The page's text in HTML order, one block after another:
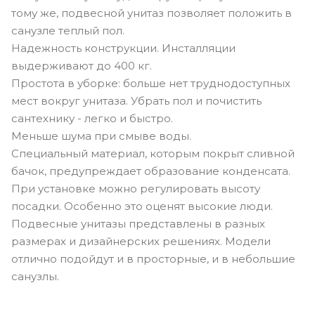
тому же, подвесной унитаз позволяет положить в
санузле теплый пол.
Надежность конструкции. Инсталляции
выдерживают до 400 кг.
Простота в уборке: больше нет труднодоступных
мест вокруг унитаза. Убрать пол и почистить
сантехнику - легко и быстро.
Меньше шума при смыве воды.
Специальный материал, которым покрыт сливной
бачок, предупреждает образование конденсата.
При установке можно регулировать высоту
посадки. Особенно это оценят высокие люди.
Подвесные унитазы представлены в разных
размерах и дизайнерских решениях. Модели
отлично подойдут и в просторные, и в небольшие
санузлы.